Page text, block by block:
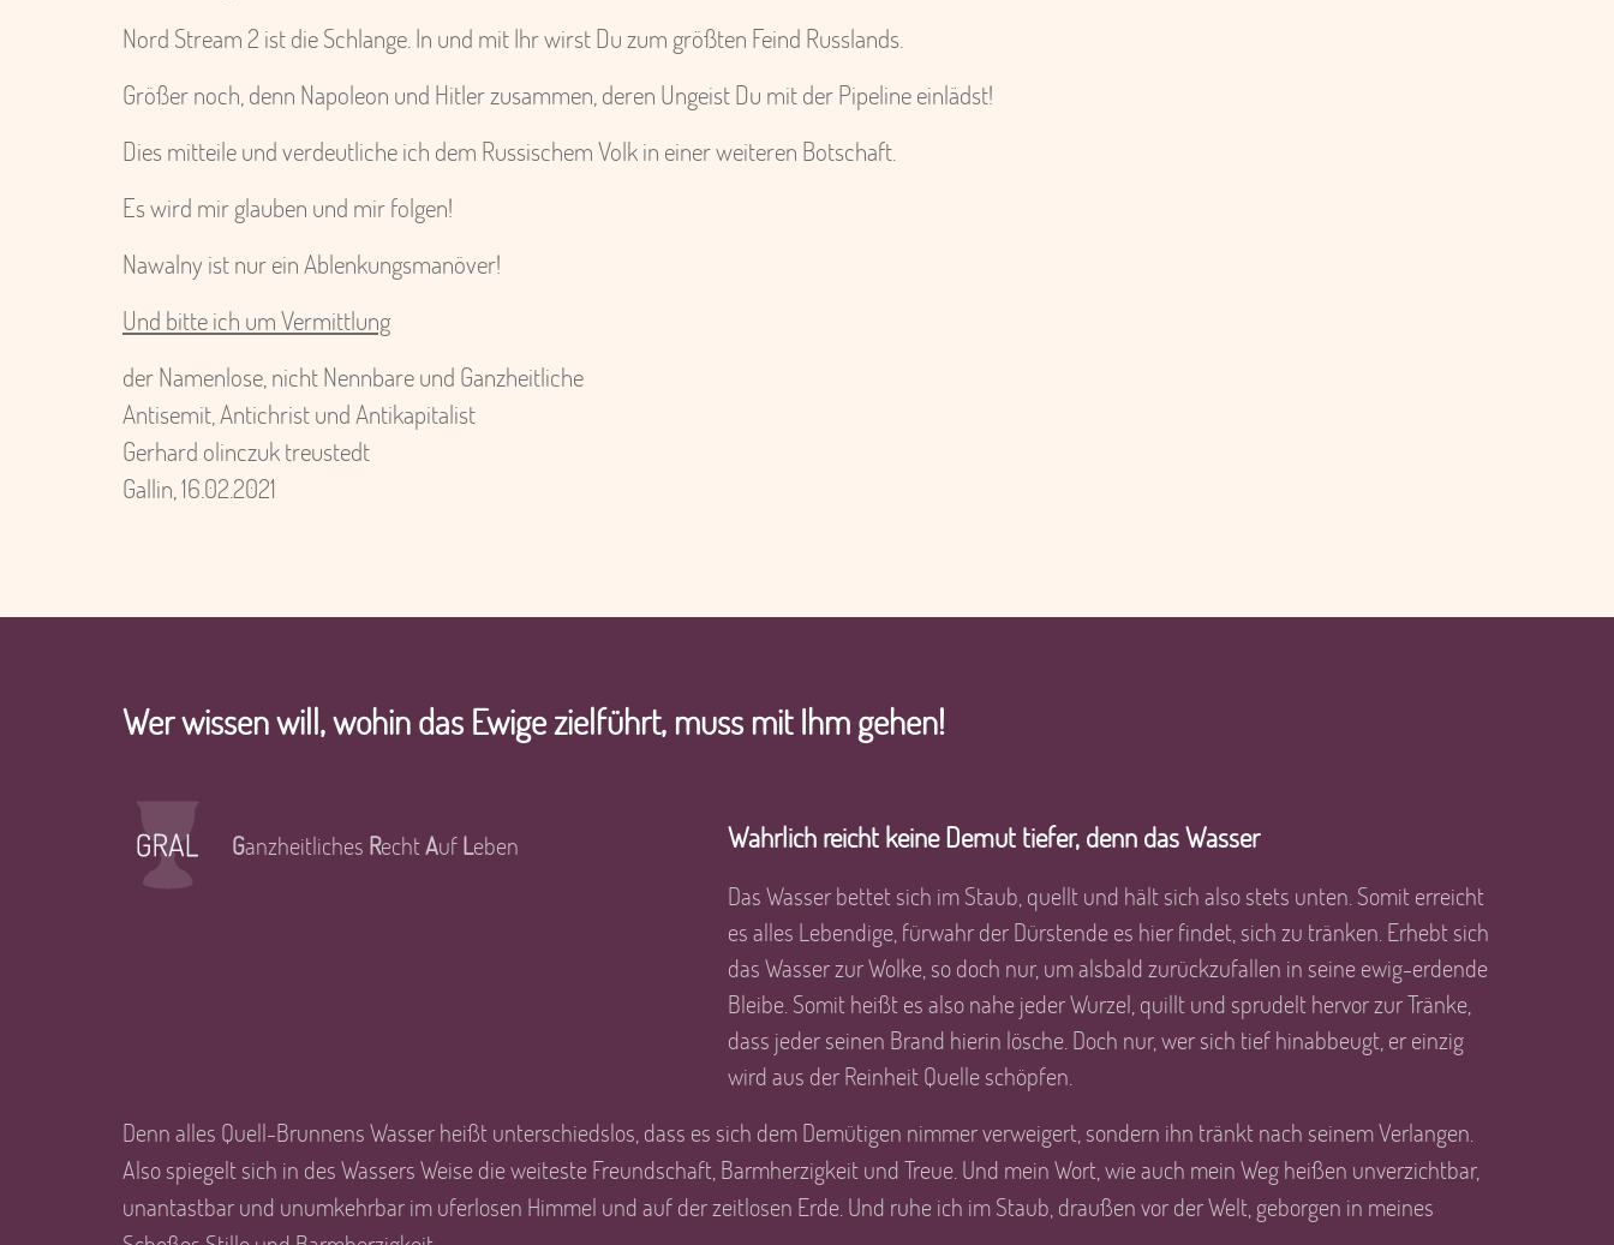
Nord Stream 2 ist die Schlange. In und mit Ihr wirst Du zum größten Feind Russlands.
Größer noch, denn Napoleon und Hitler zusammen, deren Ungeist Du mit der Pipeline einlädst!
Dies mitteile und verdeutliche ich dem Russischem Volk in einer weiteren Botschaft.
Es wird mir glauben und mir folgen!
Nawalny ist nur ein Ablenkungsmanöver!
Und bitte ich um Vermittlung
der Namenlose, nicht Nennbare und Ganzheitliche
Antisemit, Antichrist und Antikapitalist
Gerhard olinczuk treustedt
Gallin, 16.02.2021
Wer wissen will, wohin das Ewige zielführt, muss mit Ihm gehen!
Ganzheitliches RechtAufLeben Wahrlich reicht keine Demut tiefer, denn das Wasser
Das Wasser bettet sich im Staub, quellt und hält sich also stets unten. Somit erreicht
es alles Lebendige, fürwahr der Dürstende es hier findet, sich zu tränken. Erhebt sich
das Wasser zur Wolke, so doch nur, um alsbald zurückzufallen in seine ewig-erdende
Bleibe. Somit heißt es also nahe jeder Wurzel, quillt und sprudelt hervor zur Tränke,
dass jeder seinen Brand hierin lösche. Doch nur, wer sich tief hinabbeugt, er einzig
wird aus der Reinheit Quelle schöpfen.
Denn alles Quell-Brunnens Wasser heißt unterschiedslos, dass es sich dem Demütigen nimmer verweigert, sondern ihn tränkt nach seinem Verlangen.
Also spiegelt sich in des Wassers Weise die weiteste Freundschaft, Barmherzigkeit und Treue. Und mein Wort, wie auch mein Weg heißen unverzichtbar,
unantastbar und unumkehrbar im uferlosen Himmel und auf der zeitlosen Erde. Und ruhe ich im Staub, draußen vor der Welt, geborgen in meines